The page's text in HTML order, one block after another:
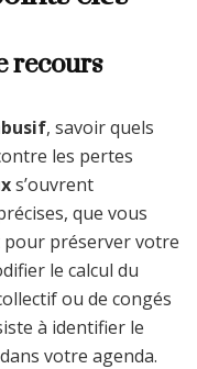
recours
, savoir quels
les pertes
s’ouvrent
que vous
pour préserver votre
le calcul du
ou de congés
à identifier le
votre agenda.